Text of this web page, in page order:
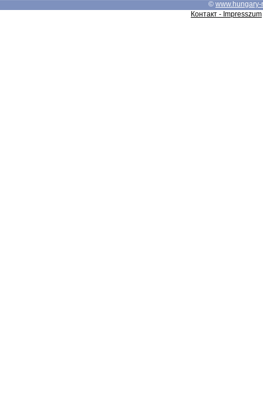
© www.hungary-
Контакт - Impresszum